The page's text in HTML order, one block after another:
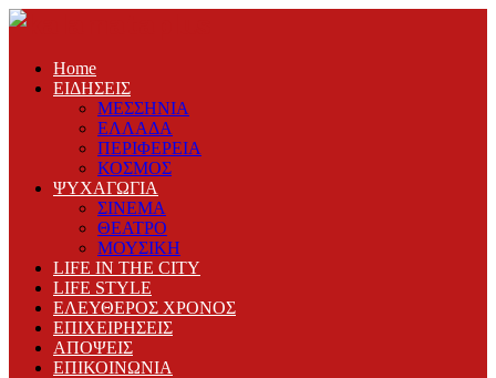
Home
ΕΙΔΗΣΕΙΣ
ΜΕΣΣΗΝΙΑ
ΕΛΛΑΔΑ
ΠΕΡΙΦΕΡΕΙΑ
ΚΟΣΜΟΣ
ΨΥΧΑΓΩΓΙΑ
ΣΙΝΕΜΑ
ΘΕΑΤΡΟ
ΜΟΥΣΙΚΗ
LIFE IN THE CITY
LIFE STYLE
ΕΛΕΥΘΕΡΟΣ ΧΡΟΝΟΣ
ΕΠΙΧΕΙΡΗΣΕΙΣ
ΑΠΟΨΕΙΣ
ΕΠΙΚΟΙΝΩΝΙΑ